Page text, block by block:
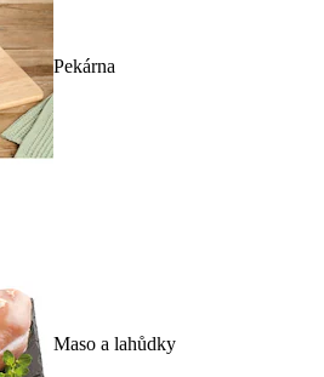
Pekárna
Maso a lahůdky